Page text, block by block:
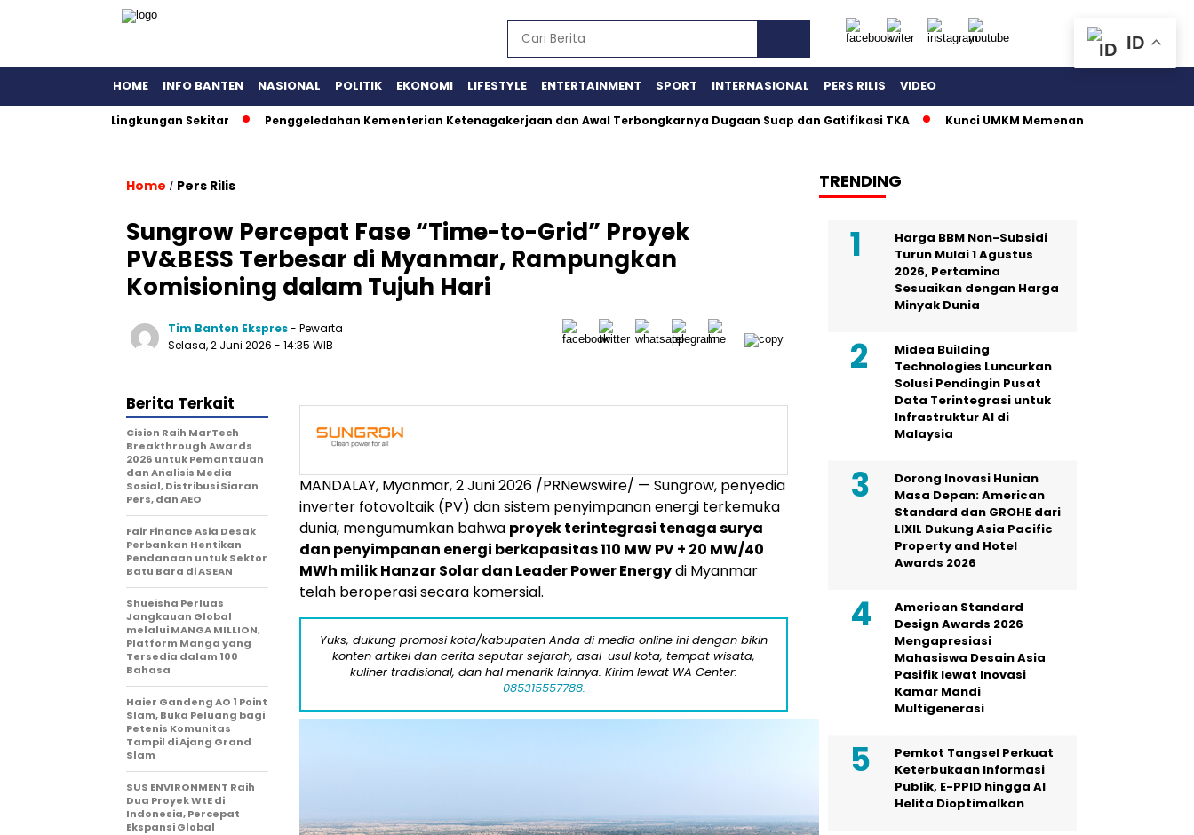
HOME INFO BANTEN NASIONAL POLITIK EKONOMI LIFESTYLE ENTERTAINMENT SPORT INTERNASIONAL PERS RILIS VIDEO
Cemari Lingkungan Sekitar Penggeledahan Kementerian Ketenagakerjaan dan Awal Terbongkarnya Dugaan Suap dan Gatifikasi TKA Kunci UMKM Memenangkan Perhatian Media
Home / Pers Rilis
Sungrow Percepat Fase “Time-to-Grid” Proyek
PV&BESS Terbesar di Myanmar, Rampungkan
Komisioning dalam Tujuh Hari
Tim Banten Ekspres- Pewarta
Selasa, 2 Juni 2026 - 14:35 WIB
MANDALAY, Myanmar,2 Juni 2026 /PRNewswire/ — Sungrow, penyedia
inverter fotovoltaik (PV) dan sistem penyimpanan energi terkemuka
dunia, mengumumkan bahwa proyek terintegrasi tenaga surya
dan penyimpanan energi berkapasitas 110 MW PV + 20 MW/40
MWh milik Hanzar Solar dan Leader Power Energydi Myanmar
telah beroperasi secara komersial.
Yuks, dukung promosi kota/kabupaten Anda di media online ini dengan bikin
konten artikel dan cerita seputar sejarah, asal-usul kota, tempat wisata,
kuliner tradisional, dan hal menarik lainnya. Kirim lewat WA Center:
085315557788.
Berita Terkait
Cision Raih MarTech
Breakthrough Awards
2026 untuk Pemantauan
dan Analisis Media
Sosial, Distribusi Siaran
Pers, dan AEO
Fair Finance Asia Desak
Perbankan Hentikan
Pendanaan untuk Sektor
Batu Bara di ASEAN
Shueisha Perluas
Jangkauan Global
melalui MANGA MILLION,
Platform Manga yang
Tersedia dalam 100
Bahasa
Haier Gandeng AO 1 Point
Slam, Buka Peluang bagi
Petenis Komunitas
Tampil di Ajang Grand
Slam
SUS ENVIRONMENT Raih
Dua Proyek WtE di
Indonesia, Percepat
Ekspansi Global
TRENDING
Harga BBM Non-Subsidi
Turun Mulai 1 Agustus
2026, Pertamina
Sesuaikan dengan Harga
Minyak Dunia
Midea Building
Technologies Luncurkan
Solusi Pendingin Pusat
Data Terintegrasi untuk
Infrastruktur AI di
Malaysia
Dorong Inovasi Hunian
Masa Depan: American
Standard dan GROHE dari
LIXIL Dukung Asia Pacific
Property and Hotel
Awards 2026
American Standard
Design Awards 2026
Mengapresiasi
Mahasiswa Desain Asia
Pasifik lewat Inovasi
Kamar Mandi
Multigenerasi
Pemkot Tangsel Perkuat
Keterbukaan Informasi
Publik, E-PPID hingga AI
Helita Dioptimalkan
ID